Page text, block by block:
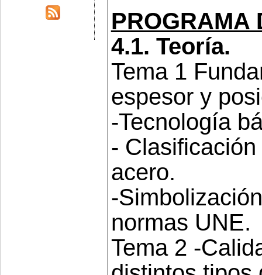
PROGRAMA
4.1. Teoría.
Tema 1
espesor y
-Tecnología
-
acero.
-
normas UNE.
Tema 2 -